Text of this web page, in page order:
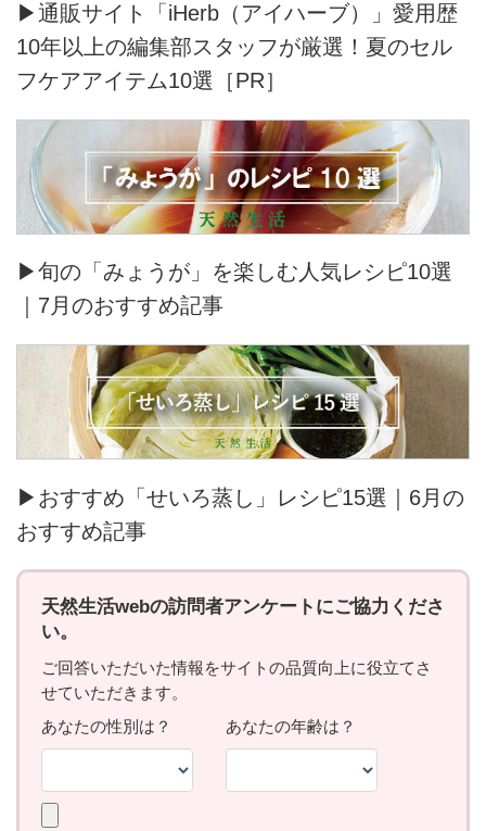
▶通販サイト「iHerb（アイハーブ）」愛用歴
10年以上の編集部スタッフが厳選！夏のセル
フケアアイテム10選［PR］
▶旬の「みょうが」を楽しむ人気レシピ10選
｜7月のおすすめ記事
▶おすすめ「せいろ蒸し」レシピ15選｜6月の
おすすめ記事